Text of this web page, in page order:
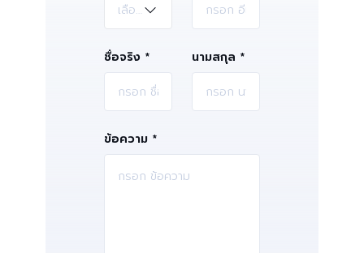
เลือกหัวข้อ
ชื่อจริง * นามสกุล *
ข้อความ *